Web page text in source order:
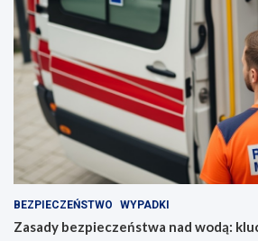
BEZPIECZEŃSTWO WYPADKI
Zasady bezpieczeństwa nad wodą: